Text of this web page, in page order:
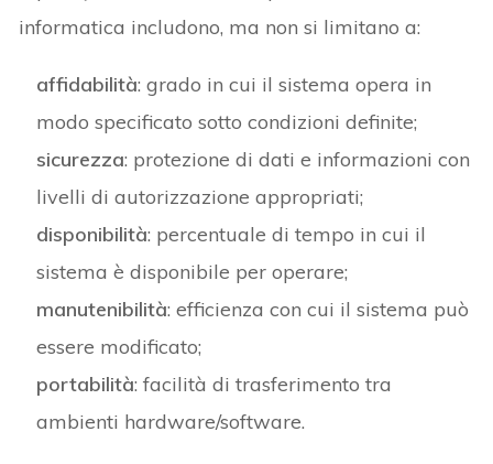
informatica includono, ma non si limitano a:
affidabilità: grado in cui il sistema opera in
modo specificato sotto condizioni definite;
sicurezza: protezione di dati e informazioni con
livelli di autorizzazione appropriati;
disponibilità: percentuale di tempo in cui il
sistema è disponibile per operare;
manutenibilità: efficienza con cui il sistema può
essere modificato;
portabilità: facilità di trasferimento tra
ambienti hardware/software.